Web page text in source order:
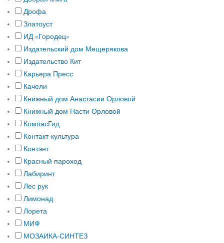
Дрофа
Златоуст
ИД «Городец»
Издательский дом Мещерякова
Издательство Кит
Карьера Пресс
Качели
Книжный дом Анастасии Орловой
Книжный дом Насти Орловой
КомпасГид
Контакт-культура
Контэнт
Красный пароход
Лабиринт
Лес рук
Лимонад
Лорета
МИФ
МОЗАИКА-СИНТЕЗ